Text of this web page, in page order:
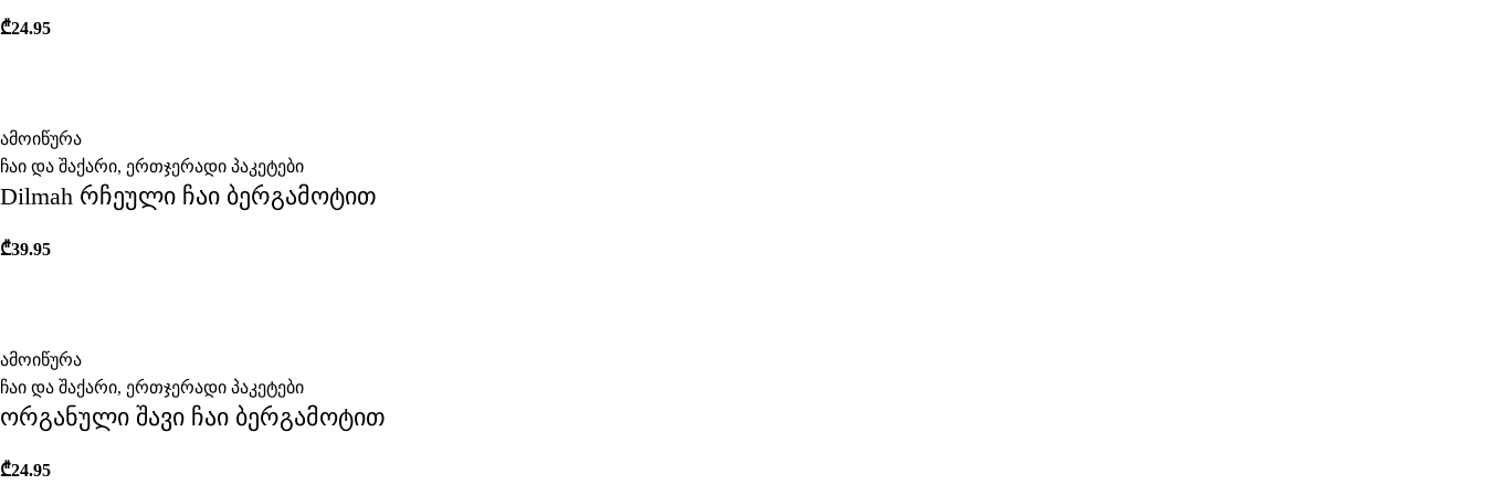
₾24.95
ამოიწურა
ჩაი და შაქარი, ერთჯერადი პაკეტები
Dilmah რჩეული ჩაი ბერგამოტით
₾39.95
ამოიწურა
ჩაი და შაქარი, ერთჯერადი პაკეტები
ორგანული შავი ჩაი ბერგამოტით
₾24.95